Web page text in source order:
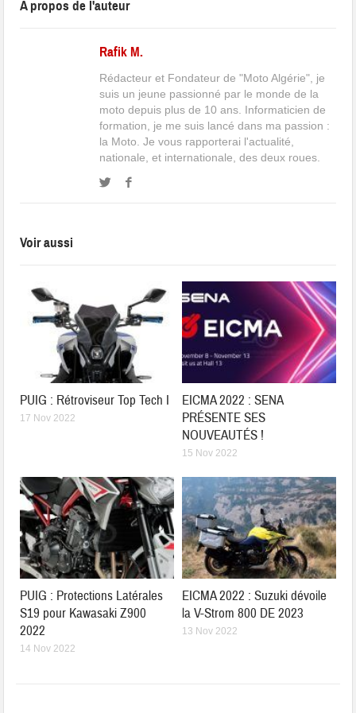
A propos de l'auteur
Rafik M.
Rédacteur et Fondateur de "Moto Algérie", je
suis un jeune passionné par le monde de la
moto depuis plus de 10 ans. Informaticien de
formation, je me suis lancé dans ma passion :
la Moto. Je vous rapporterai l'actualité,
nationale, et internationale, des deux roues.
Voir aussi
PUIG : Rétroviseur Top Tech I
17 Nov 2022
EICMA 2022 : SENA
PRÉSENTE SES
NOUVEAUTÉS !
15 Nov 2022
PUIG : Protections Latérales
S19 pour Kawasaki Z900
2022
14 Nov 2022
EICMA 2022 : Suzuki dévoile
la V-Strom 800 DE 2023
13 Nov 2022